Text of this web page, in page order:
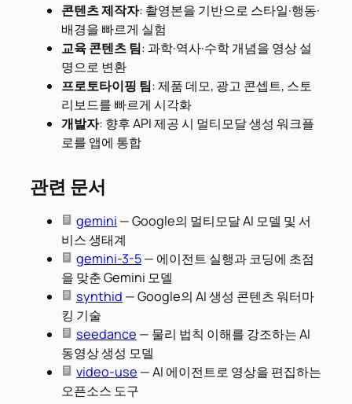
콘텐츠 제작자: 촬영본을 기반으로 스타일·행동·
배경을 빠르게 실험
교육 콘텐츠 팀: 과학·역사·수학 개념을 영상 설
명으로 변환
프로토타이핑 팀: 제품 데모, 광고 콘셉트, 스토
리보드를 빠르게 시각화
개발자: 향후 API 제공 시 멀티모달 생성 워크플
로를 앱에 통합
관련 문서
gemini — Google의 멀티모달 AI 모델 및 서
비스 생태계
gemini-3-5— 에이전트 실행과 코딩에 초점
을 맞춘 Gemini 모델
synthid — Google의 AI 생성 콘텐츠 워터마
킹 기술
seedance — 물리 법칙 이해를 강조하는 AI
동영상 생성 모델
video-use — AI 에이전트로 영상을 편집하는
오픈소스 도구